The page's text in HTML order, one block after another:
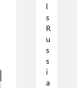
l
s
R
u
s
s
i
a